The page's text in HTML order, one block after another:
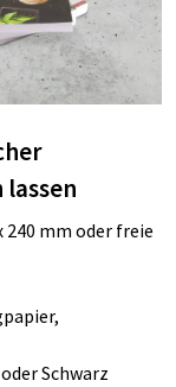
240 mm oder freie
Schwarz